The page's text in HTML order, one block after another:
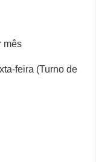
mês
feira (Turno de